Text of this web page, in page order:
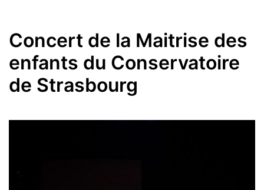
Concert de la Maitrise des
enfants du Conservatoire
de Strasbourg